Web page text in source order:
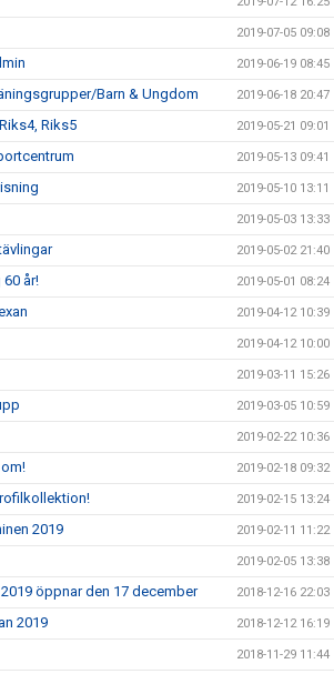
2019-07-05 09:08
2019-06-19 08:45
Barn & Ungdom 2019-06-18 20:47
Riks5 2019-05-21 09:01
2019-05-13 09:41
2019-05-10 13:11
2019-05-03 13:33
2019-05-02 21:40
år! 2019-05-01 08:24
2019-04-12 10:39
2019-04-12 10:00
2019-03-11 15:26
2019-03-05 10:59
2019-02-22 10:36
2019-02-18 09:32
2019-02-15 13:24
2019 2019-02-11 11:22
2019-02-05 13:38
öppnar den 17 december 2018-12-16 22:03
2019 2018-12-12 16:19
2018-11-29 11:44